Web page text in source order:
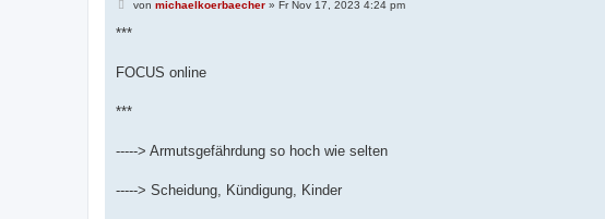
B
i
a
von michaelkoerbaecher» Fr Nov 17, 2023 4:24 pm
***
FOCUS online
***
-----> Armutsgefährdung so hoch wie selten
-----> Scheidung, Kündigung, Kinder